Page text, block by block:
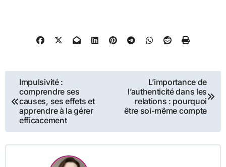
Navigation
de
l’article
Impulsivité :
comprendre ses
causes, ses effets et
apprendre à la gérer
efficacement
L’importance de
l’authenticité dans les
relations : pourquoi
être soi-même compte